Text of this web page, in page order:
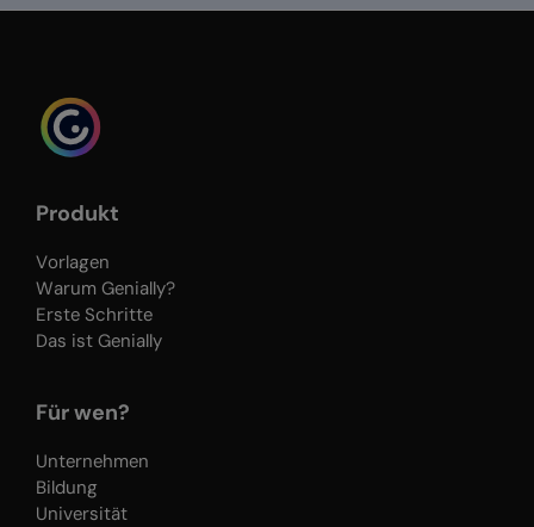
Produkt
Vorlagen
Warum Genially?
Erste Schritte
Das ist Genially
Für wen?
Unternehmen
Bildung
Universität